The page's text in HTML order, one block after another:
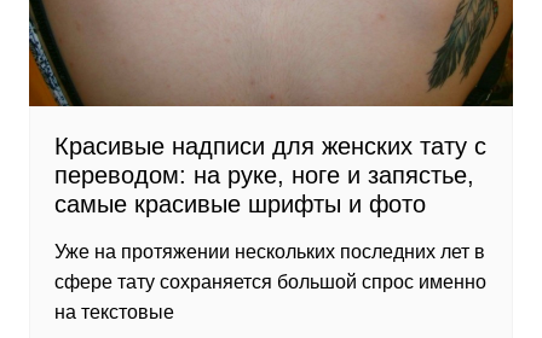
Красивые надписи для женских тату с
переводом: на руке, ноге и запястье,
самые красивые шрифты и фото
Уже на протяжении нескольких последних лет в
сфере тату сохраняется большой спрос именно
на текстовые